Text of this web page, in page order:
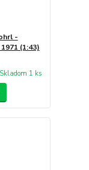
-
(1:43)
Skladom 1 ks